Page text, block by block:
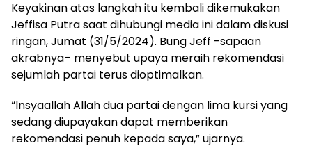
Keyakinan atas langkah itu kembali dikemukakan
Jeffisa Putra saat dihubungi media ini dalam diskusi
ringan, Jumat (31/5/2024). Bung Jeff -sapaan
akrabnya– menyebut upaya meraih rekomendasi
sejumlah partai terus dioptimalkan.
“Insyaallah Allah dua partai dengan lima kursi yang
sedang diupayakan dapat memberikan
rekomendasi penuh kepada saya,” ujarnya.